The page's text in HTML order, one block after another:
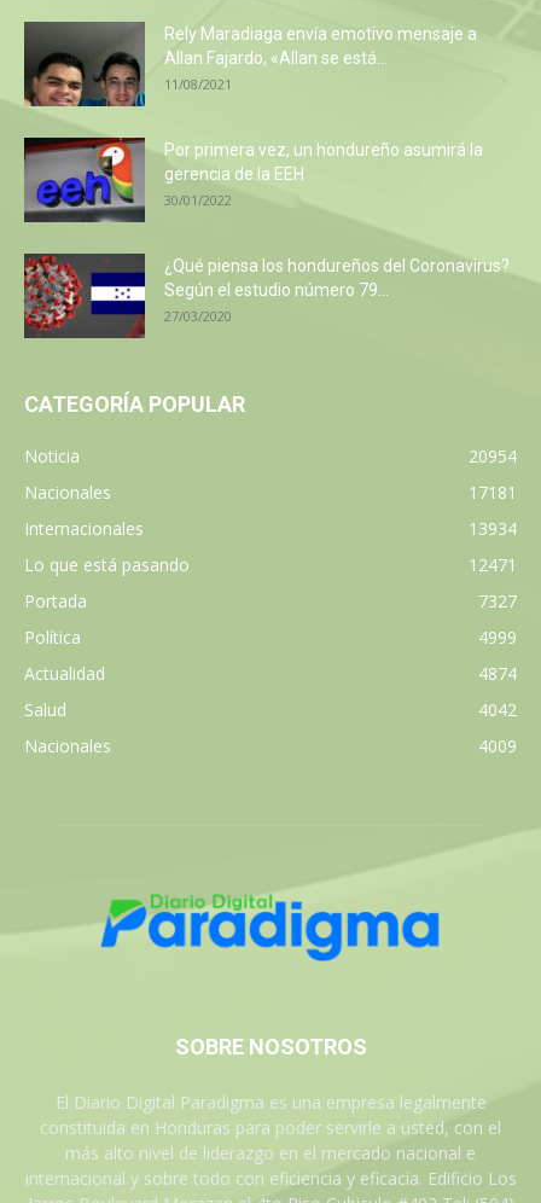
Rely Maradiaga envía emotivo mensaje a
Allan Fajardo, «Allan se está...
11/08/2021
Por primera vez, un hondureño asumirá la
gerencia de la EEH
30/01/2022
¿Qué piensa los hondureños del Coronavirus?
Según el estudio número 79...
27/03/2020
CATEGORÍA POPULAR
Noticia
20954
Nacionales
17181
Internacionales
13934
Lo que está pasando
12471
Portada
7327
Política
4999
Actualidad
4874
Salud
4042
Nacionales
4009
SOBRE NOSOTROS
El Diario Digital Paradigma es una empresa legalmente
constituida en Honduras para poder servirle a usted, con el
más alto nivel de liderazgo en el mercado nacional e
internacional y sobre todo con eficiencia y eficacia. Edificio Los